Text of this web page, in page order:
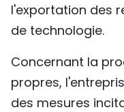
l'exportation des
de technologie.
Concernant la
propres,
des mesures